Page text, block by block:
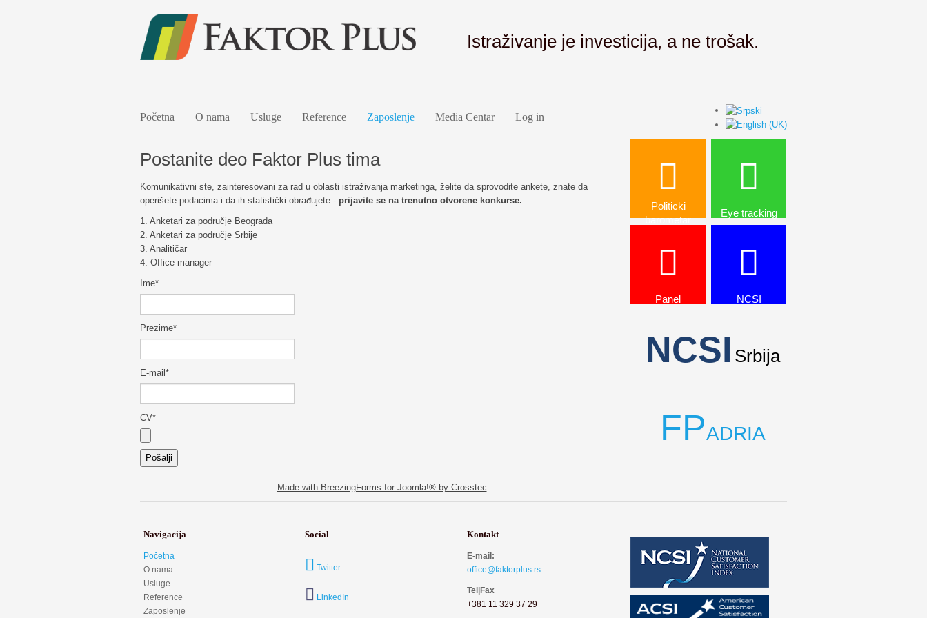
Istraživanje je investicija, a ne trošak.
Početna O nama Usluge Reference Zaposlenje Media Centar Log in
Postanite deo Faktor Plus tima
Komunikativni ste, zainteresovani za rad u oblasti istraživanja marketinga, želite da sprovodite ankete, znate da
operišete podacima i da ih statistički obrađujete - prijavite se na trenutno otvorene konkurse.
1. Anketari za područje Beograda
2. Anketari za područje Srbije
3. Analitičar
4. Office manager
Ime*
Prezime*
E-mail *
CV*
Pošalji
Made with BreezingForms for Joomla!® by Crosstec
Politicki
barometar
Eye tracking
Panel NCSI
NCSI Srbija
FPADRIA
Navigacija
Početna
O nama
Usluge
Reference
Zaposlenje
Social
Twitter
LinkedIn
Kontakt
E-mail:
office@faktorplus.rs
Tel|Fax
+381 11 329 37 29